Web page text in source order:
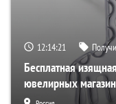
12:14:20
Бесплатная
ювелирных